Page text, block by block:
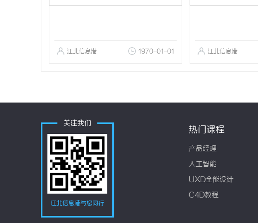
江北信息港 1970-01-01 江北信息港
关注我们
江北信息港与您同行
热门课程
产品经理
人工智能
UXD全能设计
C4D教程